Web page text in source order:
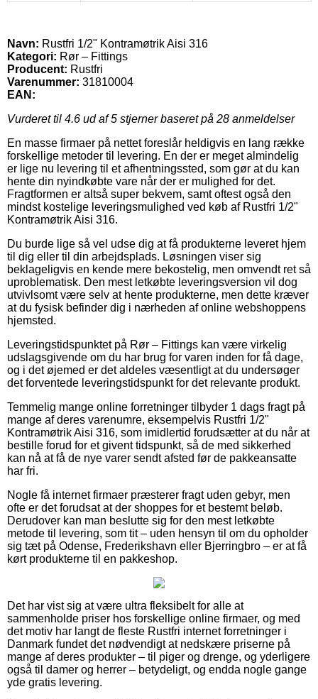
Navn: Rustfri 1/2" Kontramøtrik Aisi 316
Kategori: Rør – Fittings
Producent: Rustfri
Varenummer: 31810004
EAN:
Vurderet til 4.6 ud af 5 stjerner baseret på 28 anmeldelser
En masse firmaer på nettet foreslår heldigvis en lang række
forskellige metoder til levering. En der er meget almindelig
er lige nu levering til et afhentningssted, som gør at du kan
hente din nyindkøbte vare når der er mulighed for det.
Fragtformen er altså super bekvem, samt oftest også den
mindst kostelige leveringsmulighed ved køb af Rustfri 1/2"
Kontramøtrik Aisi 316.
Du burde lige så vel udse dig at få produkterne leveret hjem
til dig eller til din arbejdsplads. Løsningen viser sig
beklageligvis en kende mere bekostelig, men omvendt ret så
uproblematisk. Den mest letkøbte leveringsversion vil dog
utvivlsomt være selv at hente produkterne, men dette kræver
at du fysisk befinder dig i nærheden af online webshoppens
hjemsted.
Leveringstidspunktet på Rør – Fittings kan være virkelig
udslagsgivende om du har brug for varen inden for få dage,
og i det øjemed er det aldeles væsentligt at du undersøger
det forventede leveringstidspunkt for det relevante produkt.
Temmelig mange online forretninger tilbyder 1 dags fragt på
mange af deres varenumre, eksempelvis Rustfri 1/2"
Kontramøtrik Aisi 316, som imidlertid forudsætter at du når at
bestille forud for et givent tidspunkt, så de med sikkerhed
kan nå at få de nye varer sendt afsted før de pakkeansatte
har fri.
Nogle få internet firmaer præsterer fragt uden gebyr, men
ofte er det forudsat at der shoppes for et bestemt beløb.
Derudover kan man beslutte sig for den mest letkøbte
metode til levering, som tit – uden hensyn til om du opholder
sig tæt på Odense, Frederikshavn eller Bjerringbro – er at få
kørt produkterne til en pakkeshop.
Det har vist sig at være ultra fleksibelt for alle at
sammenholde priser hos forskellige online firmaer, og med
det motiv har langt de fleste Rustfri internet forretninger i
Danmark fundet det nødvendigt at nedskære priserne på
mange af deres produkter – til piger og drenge, og yderligere
også til damer og herrer – betydeligt, og endda nogle gange
yde gratis levering.